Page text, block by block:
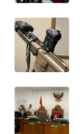
MAWAKA
ID
MARTABAT
NET